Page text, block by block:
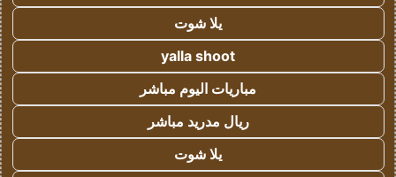
يلا شوت
yalla shoot
مباريات اليوم مباشر
ريال مدريد مباشر
يلا شوت